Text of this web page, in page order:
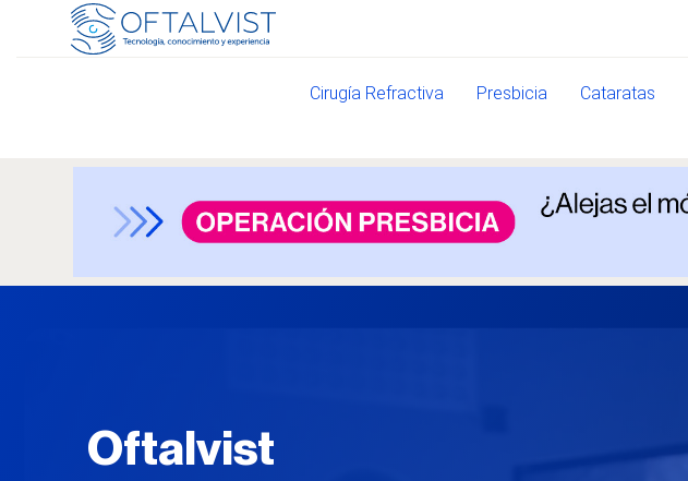
Cirugía Refractiva Presbicia Cataratas
Oftalvist